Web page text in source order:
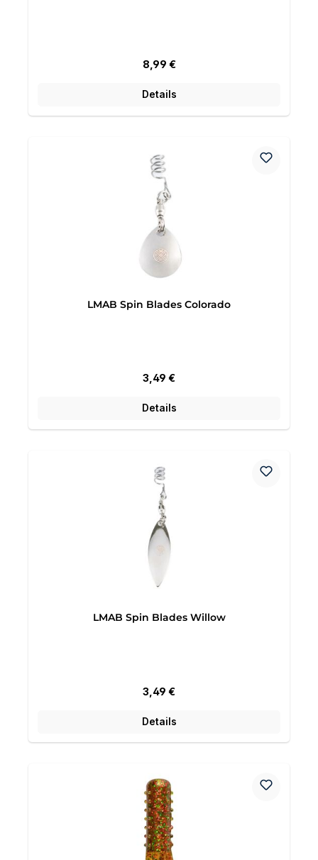
Regulärer Preis:
8,99 €
Details
LMAB Spin Blades Colorado
Regulärer Preis:
3,49 €
Details
LMAB Spin Blades Willow
Regulärer Preis:
3,49 €
Details